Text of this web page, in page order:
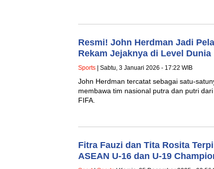
Resmi! John Herdman Jadi
Rekam Jejaknya di Level Dunia
Sports | Sabtu, 3 Januari 2026 - 17:22 WIB
John Herdman tercatat sebagai satu-
membawa tim nasional putra dan putri
FIFA.
Fitra Fauzi dan Tita Rosita
ASEAN U-16 dan U-19